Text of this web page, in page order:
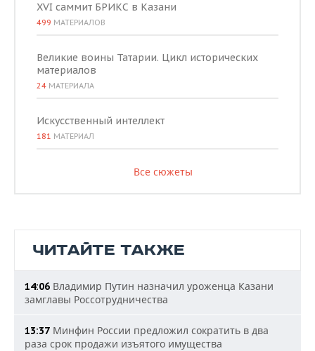
XVI саммит БРИКС в Казани
499 МАТЕРИАЛОВ
Великие воины Татарии. Цикл исторических
материалов
24 МАТЕРИАЛА
Искусственный интеллект
181 МАТЕРИАЛ
Все сюжеты
ЧИТАЙТЕ ТАКЖЕ
14:06 Владимир Путин назначил уроженца Казани
замглавы Россотрудничества
13:37 Минфин России предложил сократить в два
раза срок продажи изъятого имущества